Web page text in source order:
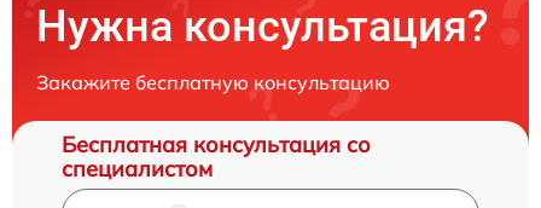
Нужна консультация?
Закажите бесплатную консультацию
Бесплатная консультация со
специалистом